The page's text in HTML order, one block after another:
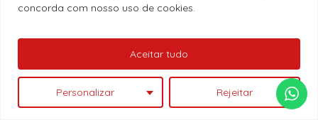
concorda com nosso uso de cookies.
Personalizar Rejeitar
Aceitar tudo
Ver Catálogo
ALICATE REBITADOR MANUAL 24CM 4
BICOS NOVE54